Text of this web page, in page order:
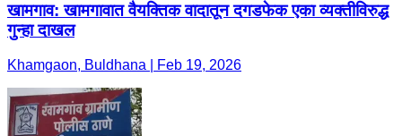
खामगाव: खामगावात वैयक्तिक वादातून दगडफेक एका व्यक्तीविरुद्ध
गुन्हा दाखल
Khamgaon, Buldhana | Feb 19, 2026